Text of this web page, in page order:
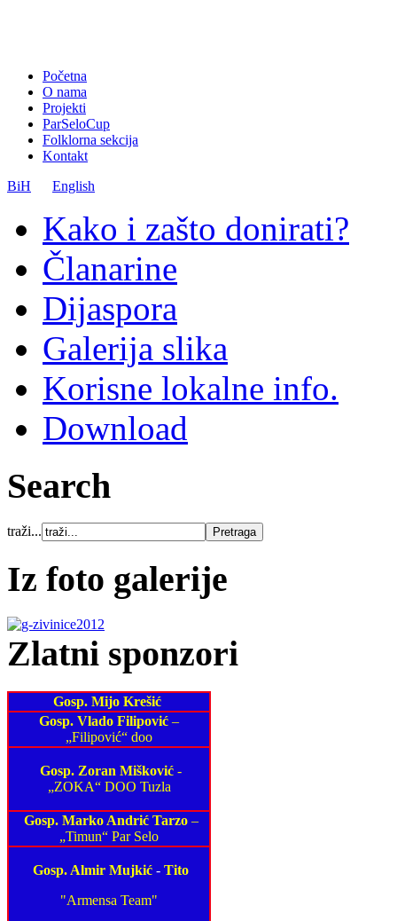
Početna
O nama
Projekti
ParSeloCup
Folklorna sekcija
Kontakt
BiH
English
Kako i zašto donirati?
Članarine
Dijaspora
Galerija slika
Korisne lokalne info.
Download
Search
traži...
Iz foto galerije
Zlatni sponzori
Gosp. Mijo Krešić
Gosp. Vlado Filipović –
„Filipović“ doo
Gosp. Zoran Mišković -
„ZOKA“ DOO Tuzla
Gosp. Marko Andrić Tarzo–
„Timun“ Par Selo
Gosp. Almir Mujkić - Tito
"Armensa Team"